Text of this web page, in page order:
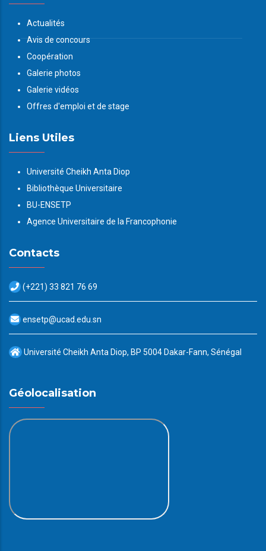
Actualités
Avis de concours
Coopération
Galerie photos
Galerie vidéos
Offres d'emploi et de stage
Liens Utiles
Université Cheikh Anta Diop
Bibliothèque Universitaire
BU-ENSETP
Agence Universitaire de la Francophonie
Contacts
(+221) 33 821 76 69
ensetp@ucad.edu.sn
Université Cheikh Anta Diop, BP 5004 Dakar-Fann, Sénégal
Géolocalisation